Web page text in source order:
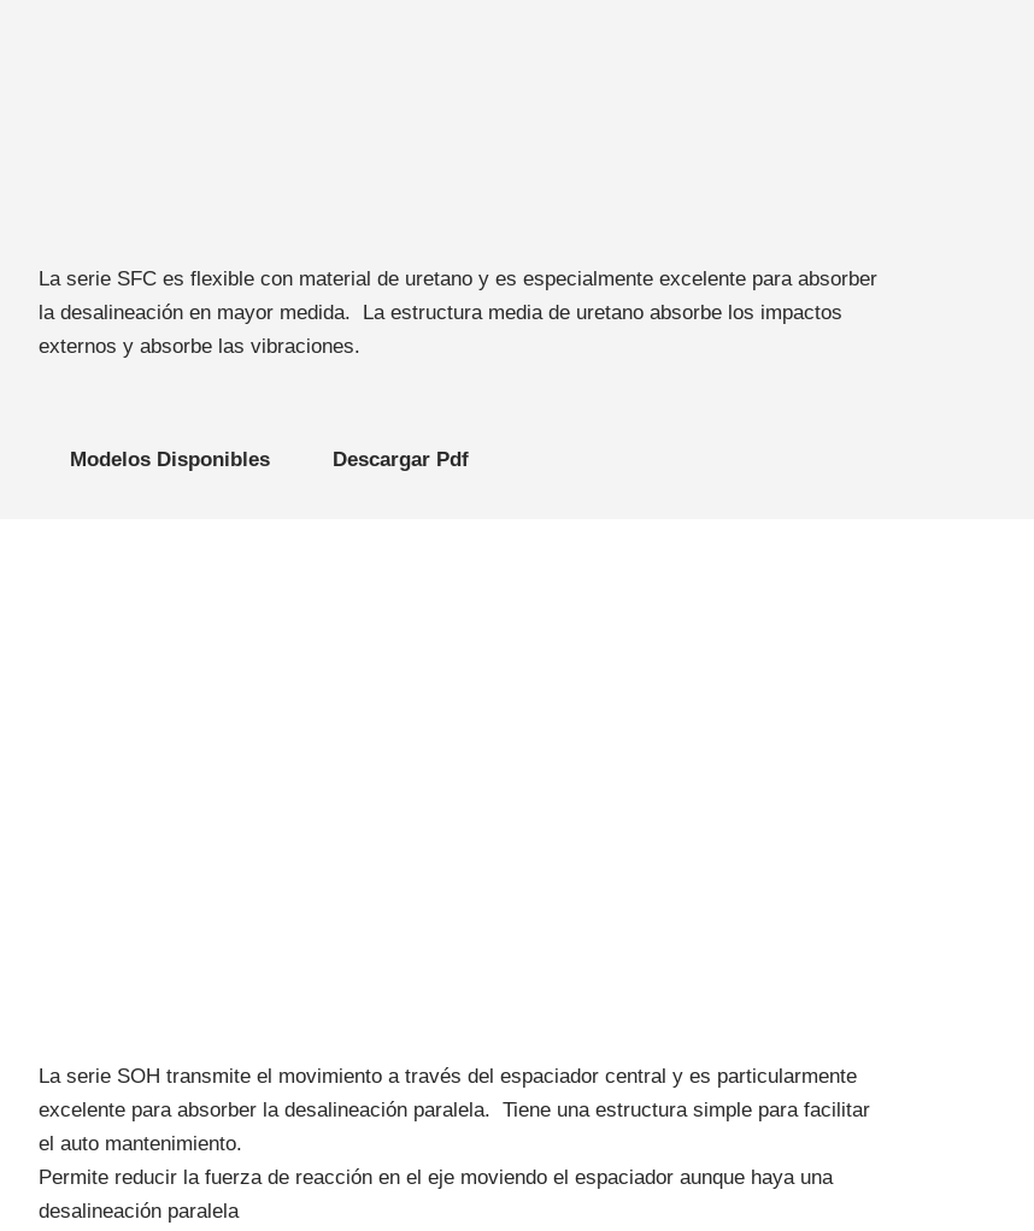
La serie SFC es flexible con material de uretano y es especialmente excelente para absorber
la desalineación en mayor medida. La estructura media de uretano absorbe los impactos
externos y absorbe las vibraciones.
Modelos Disponibles Descargar Pdf
La serie SOH transmite el movimiento a través del espaciador central y es particularmente
excelente para absorber la desalineación paralela. Tiene una estructura simple para facilitar
el auto mantenimiento.
Permite reducir la fuerza de reacción en el eje moviendo el espaciador aunque haya una
desalineación paralela